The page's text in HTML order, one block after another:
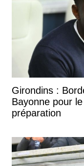
Girondins :
Bayonne pour
préparation